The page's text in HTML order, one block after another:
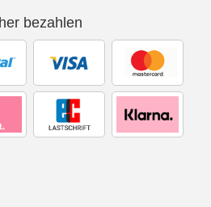
bezahlen